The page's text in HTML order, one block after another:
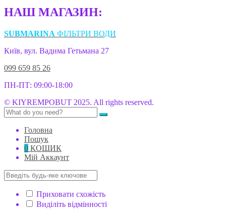
НАШ МАГАЗИН:
SUBMARINA ФІЛЬТРИ ВОДИ
Київ, вул. Вадима Гетьмана 27
099 659 85 26
ПН-ПТ: 09:00-18:00
© KIYREMPOBUT 2025. All rights reserved.
Головна
Пошук
0 КОШИК
Мій Аккаунт
Приховати схожість
Виділіть відмінності